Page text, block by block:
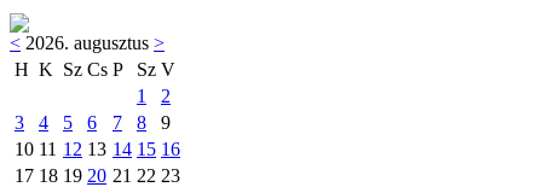
< 2026. augusztus >
H K Sz Cs P Sz V
1
2
3
4 5 6 7 8
9
10 11 12 13 14 15 16
17 18 19 20 21 22 23